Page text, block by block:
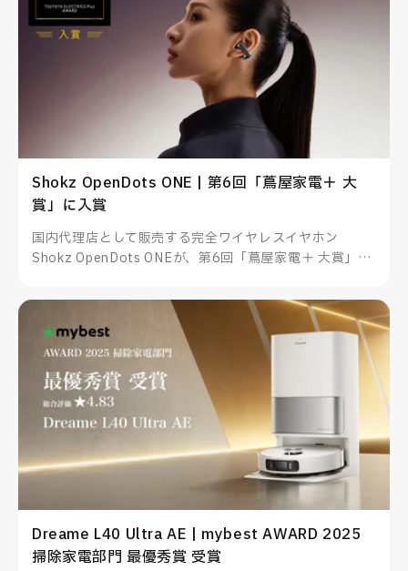
Shokz OpenDots ONE | 第6回「蔦屋家電＋ 大
賞」に入賞
国内代理店として販売する完全ワイヤレスイヤホン
Shokz OpenDots ONEが、第6回「蔦屋家電＋ 大賞」に
Dreame L40 Ultra AE | mybest AWARD 2025
掃除家電部門 最優秀賞 受賞